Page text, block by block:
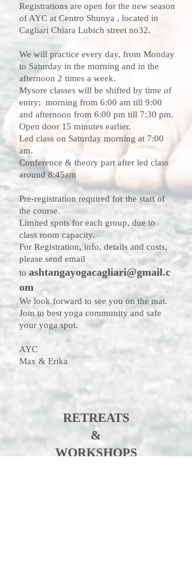
Registrations are open for the new season
of AYC at Centro Shunya , located in
Cagliari Chiara Lubich street no32.
We will practice every day, from Monday
to Saturday in the morning and in the
afternoon 2 times a week.
Mysore classes will be shifted by time of
entry; morning from 6:00 am till 9:00
and afternoon from 6:00 pm till 7:30 pm.
Open door 15 minutes earlier.
Led class on Saturday morning at 7:00
am.
Conference & theory part after led class
around 8:45am
Pre-registration required for the start of
the course.
Limited spots for each group, due to
class room capacity.
For Registration, info, details and costs,
please send email
to ashtangayogacagliari@gmail.c
om
We look forward to see you on the mat.
Join to best yoga community and safe
your yoga spot.
AYC
Max & Erika
RETREATS
&
WORKSHOPS